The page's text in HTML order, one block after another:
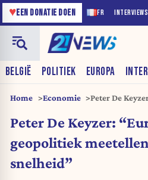
FR INTERVIEWS
♥EEN DONATIE DOEN
BELGIË POLITIEK EUROPA
Home Economie
Peter De
Peter De Keyzer:
geopolitiek
snelheid”